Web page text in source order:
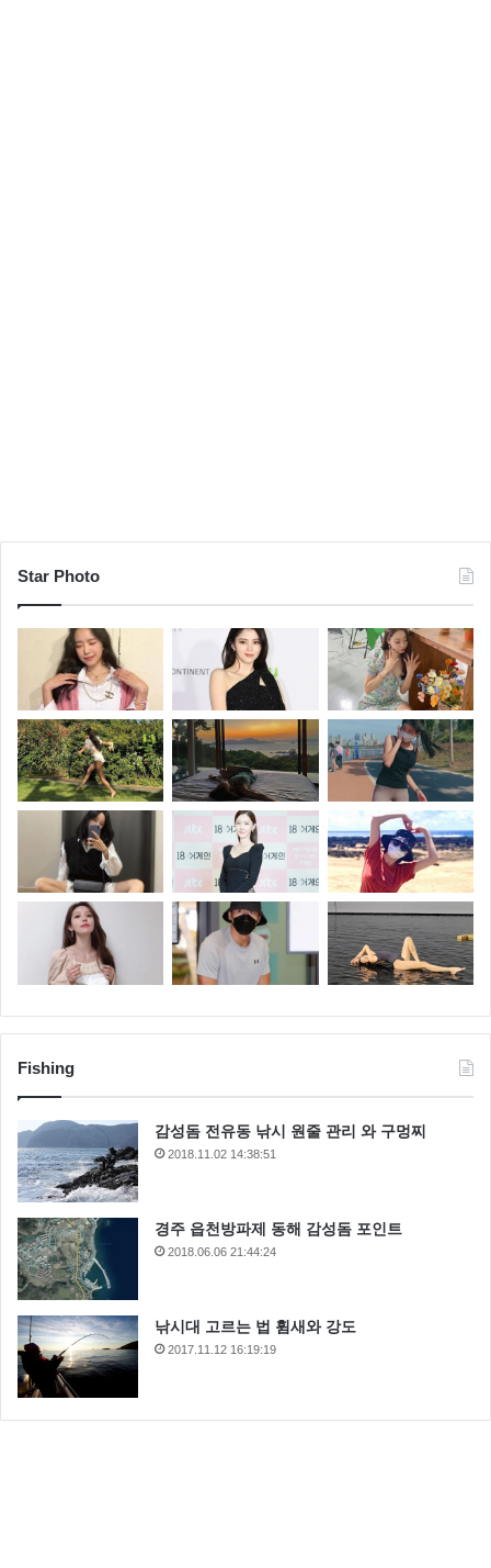
Star Photo
Fishing
감성돔 전유동 낚시 원줄 관리 와 구멍찌
2018.11.02 14:38:51
경주 읍천방파제 동해 감성돔 포인트
2018.06.06 21:44:24
낚시대 고르는 법 휨새와 강도
2017.11.12 16:19:19